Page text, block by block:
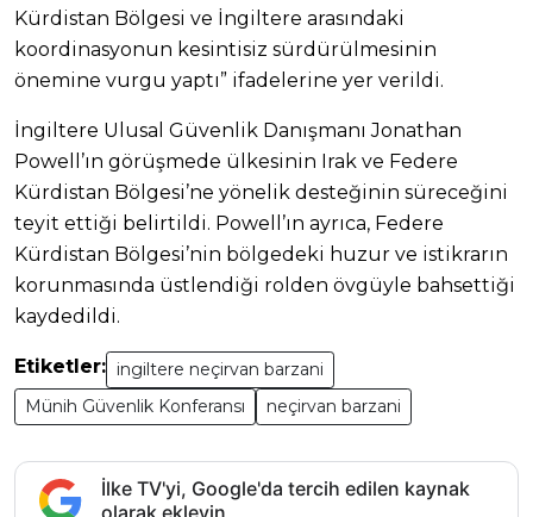
Kürdistan Bölgesi ve İngiltere arasındaki
koordinasyonun kesintisiz sürdürülmesinin
önemine vurgu yaptı” ifadelerine yer verildi.
İngiltere Ulusal Güvenlik Danışmanı Jonathan
Powell’ın görüşmede ülkesinin Irak ve Federe
Kürdistan Bölgesi’ne yönelik desteğinin süreceğini
teyit ettiği belirtildi. Powell’ın ayrıca, Federe
Kürdistan Bölgesi’nin bölgedeki huzur ve istikrarın
korunmasında üstlendiği rolden övgüyle bahsettiği
kaydedildi.
Etiketler: ingiltere neçirvan barzani
Münih Güvenlik Konferansı
neçirvan barzani
İlke TV'yi, Google'da tercih edilen kaynak
olarak ekleyin